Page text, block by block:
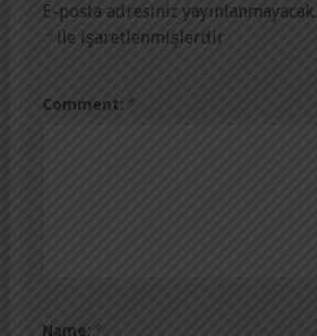
E-posta adresiniz yayınlanmayacak.
* ile işaretlenmişlerdir
Comment: *
Name: *